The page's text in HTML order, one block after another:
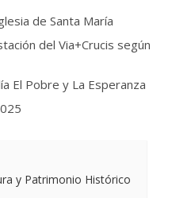
de Santa María
del Via+Crucis según
El Pobre y La Esperanza
y Patrimonio Histórico